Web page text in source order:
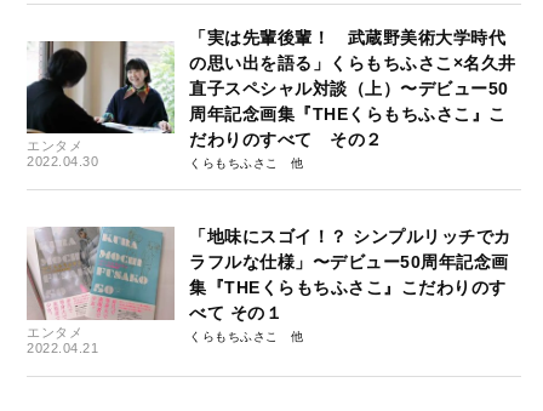
エンタメ
2022.04.30
「実は先輩後輩！ 武蔵野美術大学時代
の思い出を語る」くらもちふさこ×名久井
直子スペシャル対談（上）〜デビュー50
周年記念画集『THEくらもちふさこ』こ
だわりのすべて その２
くらもちふさこ
エンタメ
2022.04.21
「地味にスゴイ！？ シンプルリッチでカ
ラフルな仕様」〜デビュー50周年記念画
集『THEくらもちふさこ』こだわりのす
べて その１
くらもちふさこ